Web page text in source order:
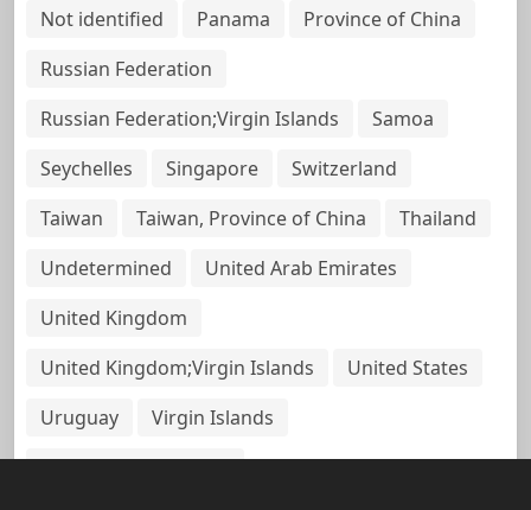
Not identified
Panama
Province of China
Russian Federation
Russian Federation;Virgin Islands
Samoa
Seychelles
Singapore
Switzerland
Taiwan
Taiwan, Province of China
Thailand
Undetermined
United Arab Emirates
United Kingdom
United Kingdom;Virgin Islands
United States
Uruguay
Virgin Islands
Virgin Islands, British